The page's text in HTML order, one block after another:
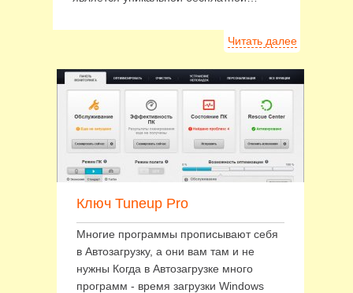
Читать далее
Ключ Tuneup Pro
Многие программы прописывают себя
в Автозагрузку, а они вам там и не
нужны Когда в Автозагрузке много
программ - время загрузки Windows